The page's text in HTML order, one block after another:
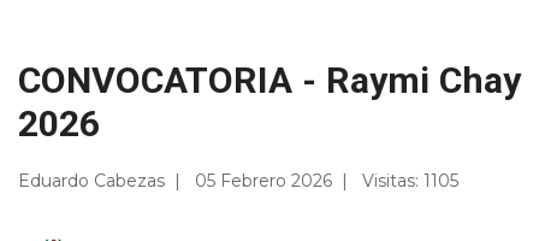
CONVOCATORIA - Raymi Chay
2026
Eduardo Cabezas 05 Febrero 2026 Visitas: 1105